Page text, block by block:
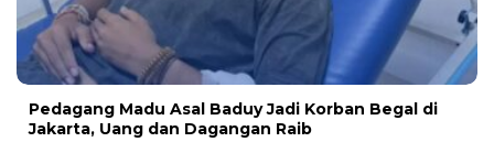
Pedagang Madu Asal Baduy Jadi Korban Begal di
Jakarta, Uang dan Dagangan Raib